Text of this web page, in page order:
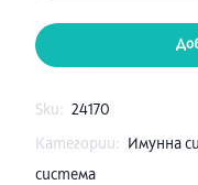
Sku: 24170
Категории: Имунна
система